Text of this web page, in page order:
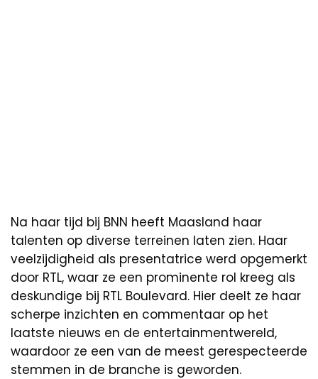
Na haar tijd bij BNN heeft Maasland haar
talenten op diverse terreinen laten zien. Haar
veelzijdigheid als presentatrice werd opgemerkt
door RTL, waar ze een prominente rol kreeg als
deskundige bij RTL Boulevard. Hier deelt ze haar
scherpe inzichten en commentaar op het
laatste nieuws en de entertainmentwereld,
waardoor ze een van de meest gerespecteerde
stemmen in de branche is geworden.